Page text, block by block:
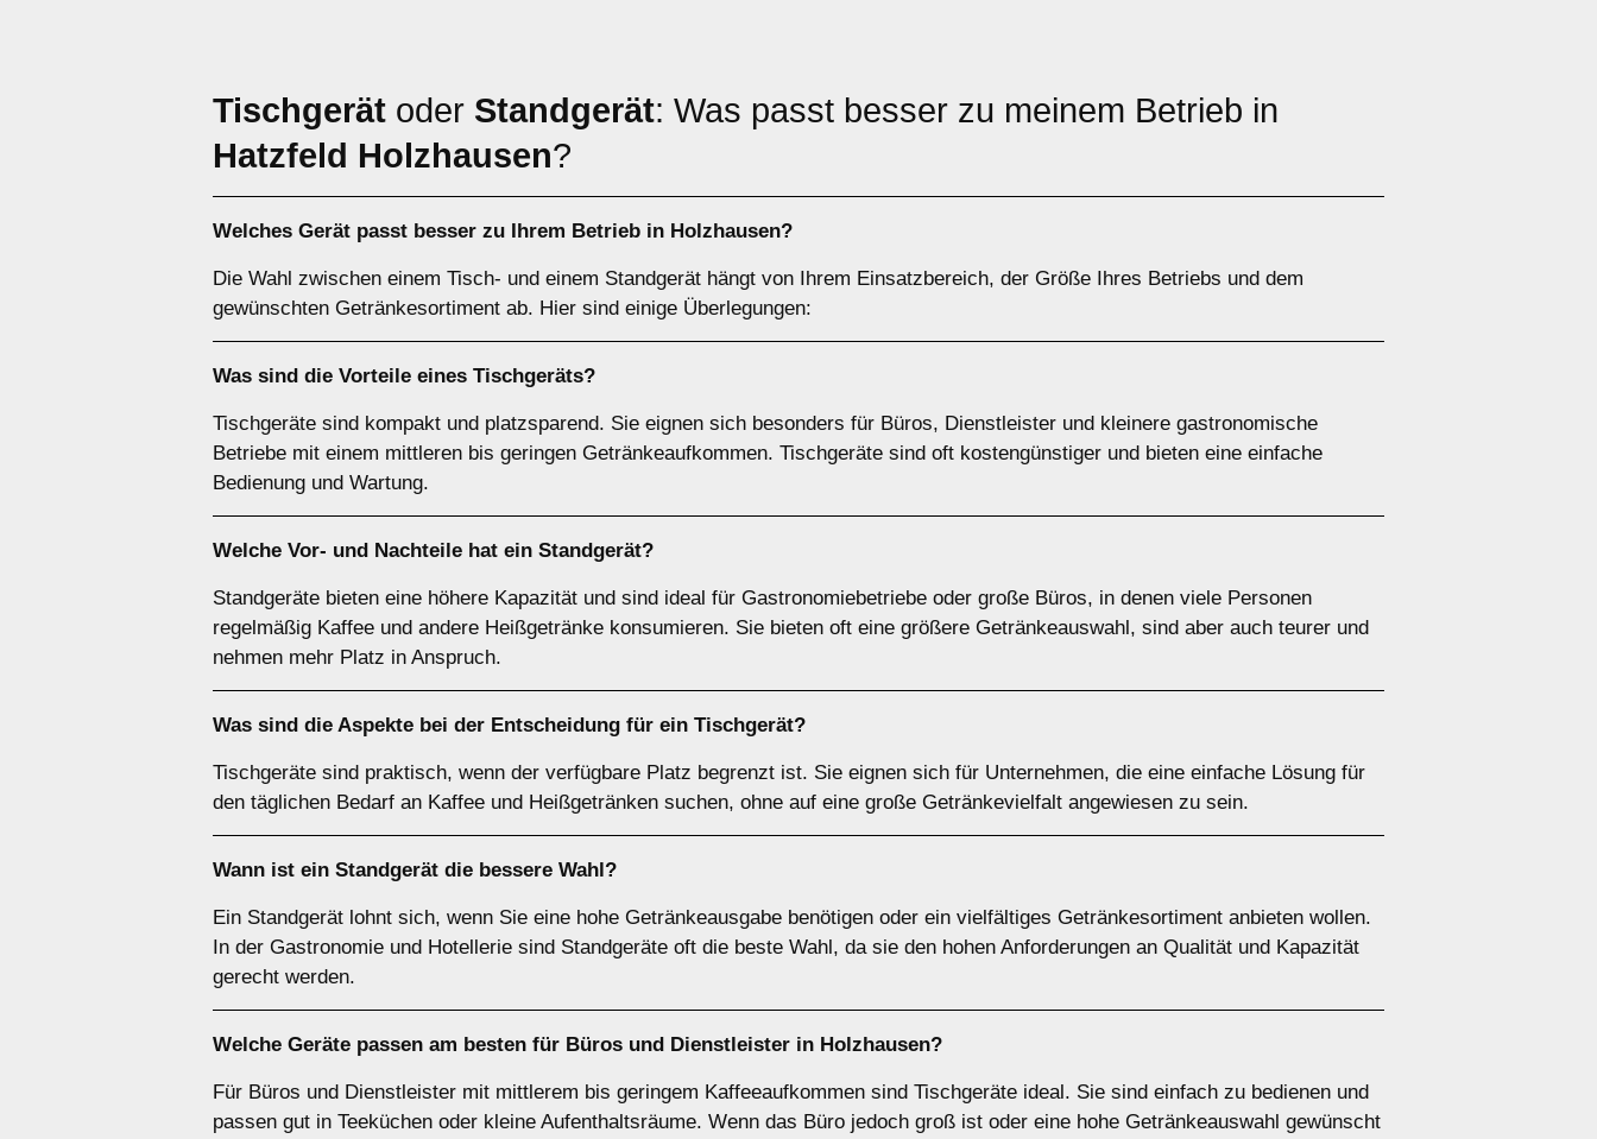
Tischgerät oder Standgerät: Was passt besser zu meinem Betrieb in
Hatzfeld Holzhausen?
Welches Gerät passt besser zu Ihrem Betrieb in Holzhausen?
Die Wahl zwischen einem Tisch- und einem Standgerät hängt von Ihrem Einsatzbereich, der Größe Ihres Betriebs und dem
gewünschten Getränkesortiment ab. Hier sind einige Überlegungen:
Was sind die Vorteile eines Tischgeräts?
Tischgeräte sind kompakt und platzsparend. Sie eignen sich besonders für Büros, Dienstleister und kleinere gastronomische
Betriebe mit einem mittleren bis geringen Getränkeaufkommen. Tischgeräte sind oft kostengünstiger und bieten eine einfache
Bedienung und Wartung.
Welche Vor- und Nachteile hat ein Standgerät?
Standgeräte bieten eine höhere Kapazität und sind ideal für Gastronomiebetriebe oder große Büros, in denen viele Personen
regelmäßig Kaffee und andere Heißgetränke konsumieren. Sie bieten oft eine größere Getränkeauswahl, sind aber auch teurer und
nehmen mehr Platz in Anspruch.
Was sind die Aspekte bei der Entscheidung für ein Tischgerät?
Tischgeräte sind praktisch, wenn der verfügbare Platz begrenzt ist. Sie eignen sich für Unternehmen, die eine einfache Lösung für
den täglichen Bedarf an Kaffee und Heißgetränken suchen, ohne auf eine große Getränkevielfalt angewiesen zu sein.
Wann ist ein Standgerät die bessere Wahl?
Ein Standgerät lohnt sich, wenn Sie eine hohe Getränkeausgabe benötigen oder ein vielfältiges Getränkesortiment anbieten wollen.
In der Gastronomie und Hotellerie sind Standgeräte oft die beste Wahl, da sie den hohen Anforderungen an Qualität und Kapazität
gerecht werden.
Welche Geräte passen am besten für Büros und Dienstleister in Holzhausen?
Für Büros und Dienstleister mit mittlerem bis geringem Kaffeeaufkommen sind Tischgeräte ideal. Sie sind einfach zu bedienen und
passen gut in Teeküchen oder kleine Aufenthaltsräume. Wenn das Büro jedoch groß ist oder eine hohe Getränkeauswahl gewünscht